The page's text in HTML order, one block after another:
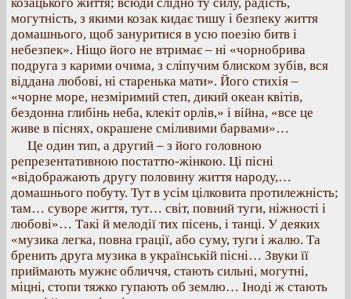
могутність, з якими козак кидає тишу і безпеку життя
домашнього, щоб зануритися в усю поезію битв і
небезпек». Ніщо його не втримає – ні «чорнобрива
подруга з карими очима, з сліпучим блиском зубів, вся
віддана любові, ні старенька мати». Його стихія –
«чорне море, незміримий степ, дикий океан квітів,
бездонна глибінь неба, клекіт орлів,» і війна, «все це
живе в піснях, окрашене сміливими барвами»…
Це один тип, а другий – з його головною
репрезентативною постаттю-жінкою. Ці пісні
«відображають другу половину життя народу,…
домашнього побуту. Тут в усім цілковита протилежність;
там… суворе життя, тут… світ, повний туги, ніжності і
любові»… Такі й мелодії тих пісень, і танці. У деяких
«музика легка, повна грації, або суму, туги і жалю. Та
бренить друга музика в українській пісні… Звуки її
приймають мужнє обличчя, стають сильні, могутні,
міцні, стопи тяжко гупають об землю… Іноді ж стають